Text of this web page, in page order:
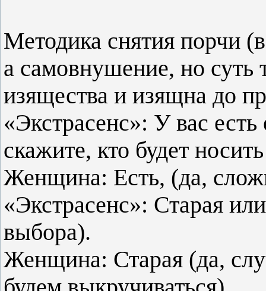
Методика снятия порчи
а самовнушение, но суть
изящества и изящна до
«Экстрасенс»: У вас
скажите, кто будет
Женщина: Есть, (да,
«Экстрасенс»: Старая
выбора).
Женщина: Старая (да,